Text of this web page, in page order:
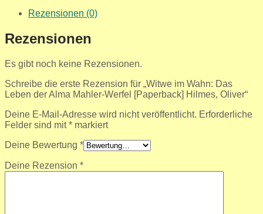
Rezensionen (0)
Rezensionen
Es gibt noch keine Rezensionen.
Schreibe die erste Rezension für „Witwe im Wahn: Das
Leben der Alma Mahler-Werfel [Paperback] Hilmes, Oliver“
Deine E-Mail-Adresse wird nicht veröffentlicht. Erforderliche
Felder sind mit* markiert
Deine Bewertung *
Deine Rezension *